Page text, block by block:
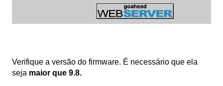
Verifique a versão do firmware. É necessário que ela
seja maior que 9.8.